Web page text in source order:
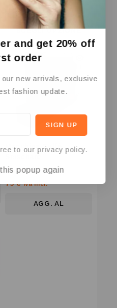
199€ Iva Incl.
SCEGLI OPZIONE
Macchina Caffè
su
79€ Iva Incl.
AGG. AL
and get 20% off
order
new arrivals, exclusive
fashion update.
to our privacy policy.
popup again